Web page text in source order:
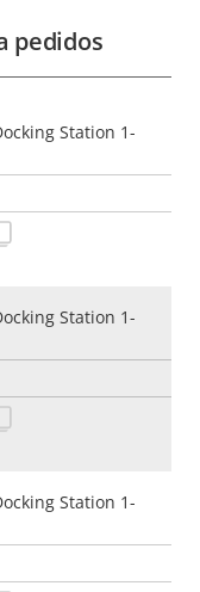
pedidos
Station 1-
Station 1-
Station 1-